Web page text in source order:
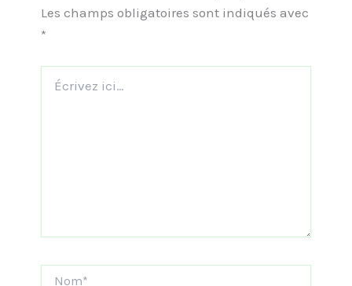
Les champs obligatoires sont indiqués avec
*
ici…